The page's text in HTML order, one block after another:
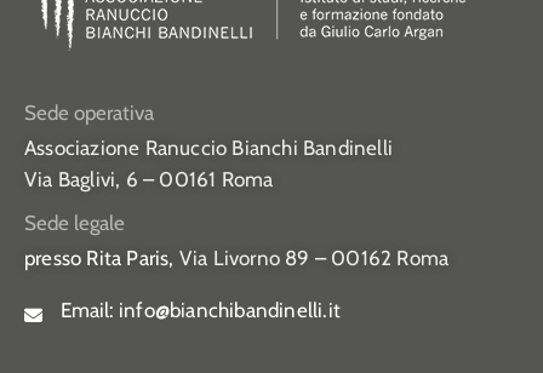
Sede operativa
Associazione Ranuccio Bianchi Bandinelli
Via Baglivi, 6 – 00161 Roma
Sede legale
presso Rita Paris, Via Livorno 89 – 00162 Roma
Email: info@bianchibandinelli.it